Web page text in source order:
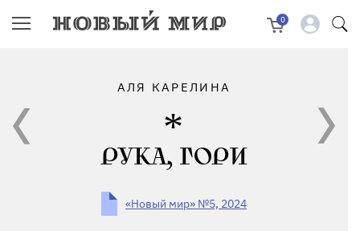
0
АЛЯ КАРЕЛИНА
РУКА, ГОРИ
«Новый мир» №5, 2024